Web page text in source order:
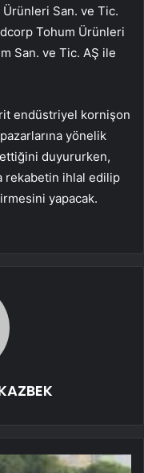
Ürünleri San. ve Tic.
Tohum Ürünleri
San. ve Tic. AŞ ile
endüstriyel kornişon
yönelik
duyururken,
rekabetin ihlal edilip
yapacak.